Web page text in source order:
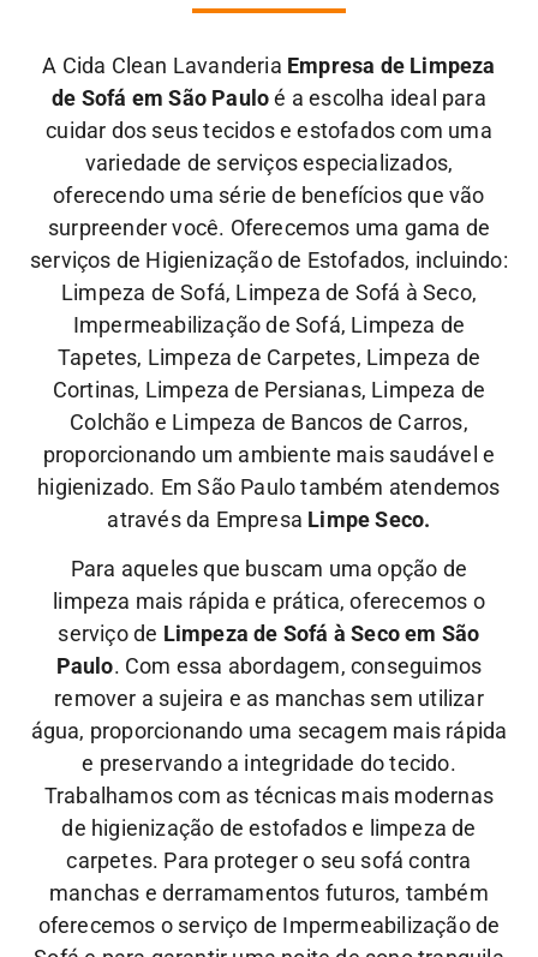
A Cida Clean Lavanderia Empresa de Limpeza
de Sofá em São Pauloé a escolha ideal para
cuidar dos seus tecidos e estofados com uma
variedade de serviços especializados,
oferecendo uma série de benefícios que vão
surpreender você. Oferecemos uma gama de
serviços de Higienização de Estofados, incluindo:
Limpeza de Sofá, Limpeza de Sofá à Seco,
Impermeabilização de Sofá, Limpeza de
Tapetes, Limpeza de Carpetes, Limpeza de
Cortinas, Limpeza de Persianas, Limpeza de
Colchão e Limpeza de Bancos de Carros,
proporcionando um ambiente mais saudável e
higienizado. Em São Paulo também atendemos
através da Empresa Limpe Seco.
Para aqueles que buscam uma opção de
limpeza mais rápida e prática, oferecemos o
serviço de Limpeza de Sofá à Seco em São
Paulo. Com essa abordagem, conseguimos
remover a sujeira e as manchas sem utilizar
água, proporcionando uma secagem mais rápida
e preservando a integridade do tecido.
Trabalhamos com as técnicas mais modernas
de higienização de estofados e limpeza de
carpetes. Para proteger o seu sofá contra
manchas e derramamentos futuros, também
oferecemos o serviço de Impermeabilização de